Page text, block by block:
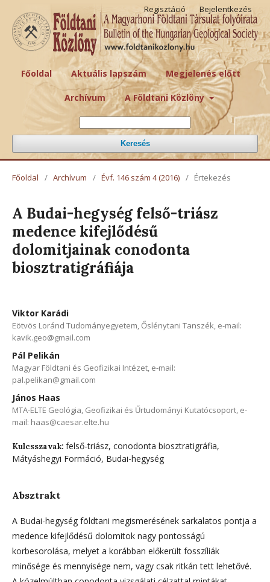
Főoldal Aktuális lapszám Megjelenés előtt
Archívum A Földtani Közlöny
Keresés
Regisztáció Bejelentkezés
Főoldal / Archívum / Évf. 146 szám 4 (2016) / Értekezés
A Budai-hegység felső-triász
medence kifejlődésű
dolomitjainak conodonta
biosztratigráfiája
Viktor Karádi
Eötvös Loránd Tudományegyetem, Őslénytani Tanszék, e-mail:
kavik.geo@gmail.com
Pál Pelikán
Magyar Földtani és Geofizikai Intézet, e-mail:
pal.pelikan@gmail.com
János Haas
MTA-ELTE Geológia, Geofizikai és Űrtudományi Kutatócsoport, e-
mail: haas@caesar.elte.hu
Kulcsszavak: felső-triász, conodonta biosztratigráfia,
Mátyáshegyi Formáció, Budai-hegység
Absztrakt
A Budai-hegység földtani megismerésének sarkalatos pontja a
medence kifejlődésű dolomitok nagy pontosságú
korbesorolása, melyet a korábban előkerült fosszíliák
minősége és mennyisége nem, vagy csak ritkán tett lehetővé.